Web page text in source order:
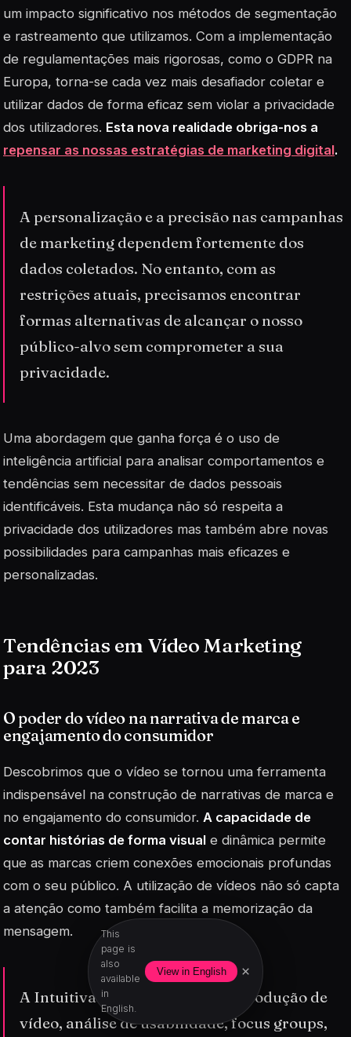
This
page is
also
available
in
English.
View in English ×
um impacto significativo nos métodos de segmentação
e rastreamento que utilizamos. Com a implementação
de regulamentações mais rigorosas, como o GDPR na
Europa, torna-se cada vez mais desafiador coletar e
utilizar dados de forma eficaz sem violar a privacidade
dos utilizadores. Esta nova realidade obriga-nos a
repensar as nossas estratégias de marketing digital.
A personalização e a precisão nas campanhas
de marketing dependem fortemente dos
dados coletados. No entanto, com as
restrições atuais, precisamos encontrar
formas alternativas de alcançar o nosso
público-alvo sem comprometer a sua
privacidade.
Uma abordagem que ganha força é o uso de
inteligência artificial para analisar comportamentos e
tendências sem necessitar de dados pessoais
identificáveis. Esta mudança não só respeita a
privacidade dos utilizadores mas também abre novas
possibilidades para campanhas mais eficazes e
personalizadas.
Tendências em Vídeo Marketing
para 2023
O poder do vídeo na narrativa de marca e
engajamento do consumidor
Descobrimos que o vídeo se tornou uma ferramenta
indispensável na construção de narrativas de marca e
no engajamento do consumidor. A capacidade de
contar histórias de forma visual e dinâmica permite
que as marcas criem conexões emocionais profundas
com o seu público. A utilização de vídeos não só capta
a atenção como também facilita a memorização da
mensagem.
A Intuitiva oferece serviços de produção de
vídeo, análise de usabilidade, focus groups,